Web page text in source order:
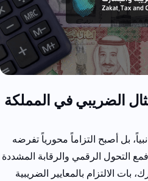
الضريبي في المملكة
بل أصبح التزاماً محورياً تفرضه
التحول الرقمي والرقابة المشددة
بات الالتزام بالمعايير الضريبية